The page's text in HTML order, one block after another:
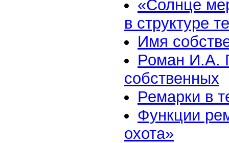
«Солнце
в структуре
Имя
Роман И.А.
собственных
Ремарки в
Функции
охота»